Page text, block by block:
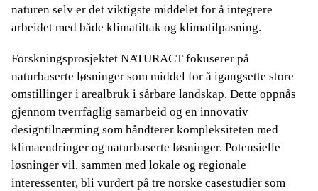
naturen selv er det viktigste middelet for å integrere
arbeidet med både klimatiltak og klimatilpasning.
Forskningsprosjektet NATURACT fokuserer på
naturbaserte løsninger som middel for å igangsette store
omstillinger i arealbruk i sårbare landskap. Dette oppnås
gjennom tverrfaglig samarbeid og en innovativ
designtilnærming som håndterer kompleksiteten med
klimaendringer og naturbaserte løsninger. Potensielle
løsninger vil, sammen med lokale og regionale
interessenter, bli vurdert på tre norske casestudier som